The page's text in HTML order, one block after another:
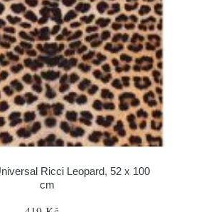
Ricci Leopard, 52 x 100
cm